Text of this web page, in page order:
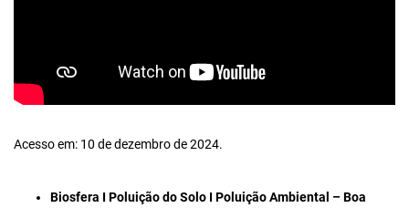
Acesso em: 10 de dezembro de 2024.
Biosfera I Poluição do Solo I Poluição Ambiental – Boa